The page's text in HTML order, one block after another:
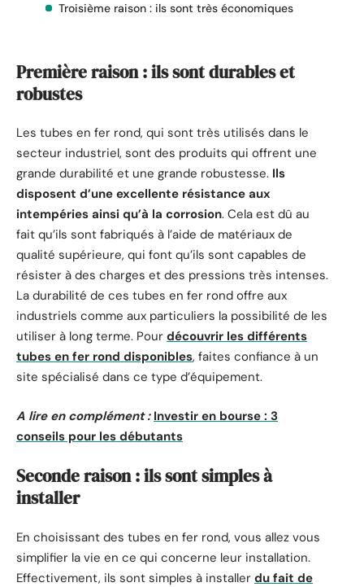
Troisième raison : ils sont très économiques
Première raison : ils sont durables et
robustes
Les tubes en fer rond, qui sont très utilisés dans le
secteur industriel, sont des produits qui offrent une
grande durabilité et une grande robustesse. Ils
disposent d’une excellente résistance aux
intempéries ainsi qu’à la corrosion. Cela est dû au
fait qu’ils sont fabriqués à l’aide de matériaux de
qualité supérieure, qui font qu’ils sont capables de
résister à des charges et des pressions très intenses.
La durabilité de ces tubes en fer rond offre aux
industriels comme aux particuliers la possibilité de les
utiliser à long terme. Pour découvrir les différents
tubes en fer rond disponibles, faites confiance à un
site spécialisé dans ce type d’équipement.
A lire en complément : Investir en bourse : 3
conseils pour les débutants
Seconde raison : ils sont simples à
installer
En choisissant des tubes en fer rond, vous allez vous
simplifier la vie en ce qui concerne leur installation.
Effectivement, ils sont simples à installer du fait de